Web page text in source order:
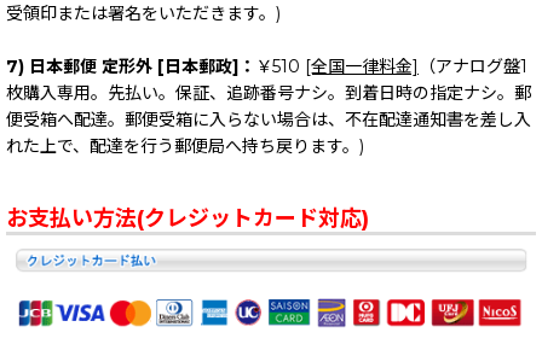
受領印または署名をいただきます。)
7) 日本郵便 定形外 [日本郵政]： ￥510 [全国一律料金]
（アナログ盤1
枚購入専用。先払い。保証、追跡番号ナシ。到着日時の指定ナシ。郵
便受箱へ配達。郵便受箱に入らない場合は、不在配達通知書を差し入
れた上で、配達を行う郵便局へ持ち戻ります。)
お支払い方法(クレジットカード対応)